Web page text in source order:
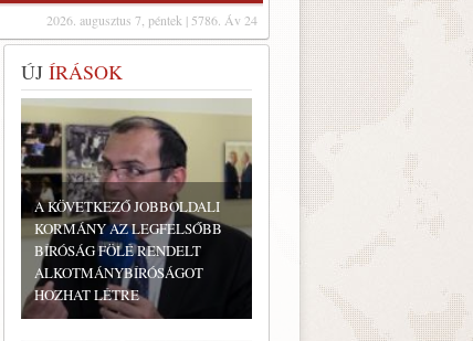
2026. augusztus 7, péntek | 5786. Áv 24
ÚJ ÍRÁSOK
A KÖVETKEZŐ JOBBOLDALI
KORMÁNY AZ LEGFELSŐBB
BÍRÓSÁG FÖLÉ RENDELT
ALKOTMÁNYBÍRÓSÁGOT
HOZHAT LÉTRE